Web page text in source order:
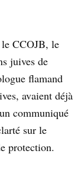
le CCOJB, le
juives de
flamand
avaient déjà
communiqué
sur le
protection.